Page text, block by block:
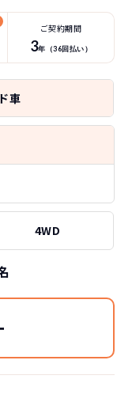
ご契約期間
3年（36回払い）
車
4WD